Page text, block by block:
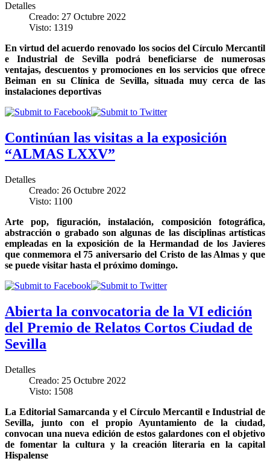
Detalles
Creado: 27 Octubre 2022
Visto: 1319
En virtud del acuerdo renovado los socios del Círculo Mercantil
e Industrial de Sevilla podrá beneficiarse de numerosas
ventajas, descuentos y promociones en los servicios que ofrece
Beiman en su Clínica de Sevilla, situada muy cerca de las
instalaciones deportivas
Continúan las visitas a la exposición
“ALMAS LXXV”
Detalles
Creado: 26 Octubre 2022
Visto: 1100
Arte pop, figuración, instalación, composición fotográfica,
abstracción o grabado son algunas de las disciplinas artísticas
empleadas en la exposición de la Hermandad de los Javieres
que conmemora el 75 aniversario del Cristo de las Almas y que
se puede visitar hasta el próximo domingo.
Abierta la convocatoria de la VI edición
del Premio de Relatos Cortos Ciudad de
Sevilla
Detalles
Creado: 25 Octubre 2022
Visto: 1508
La Editorial Samarcanda y el Círculo Mercantil e Industrial de
Sevilla, junto con el propio Ayuntamiento de la ciudad,
convocan una nueva edición de estos galardones con el objetivo
de fomentar la cultura y la creación literaria en la capital
Hispalense